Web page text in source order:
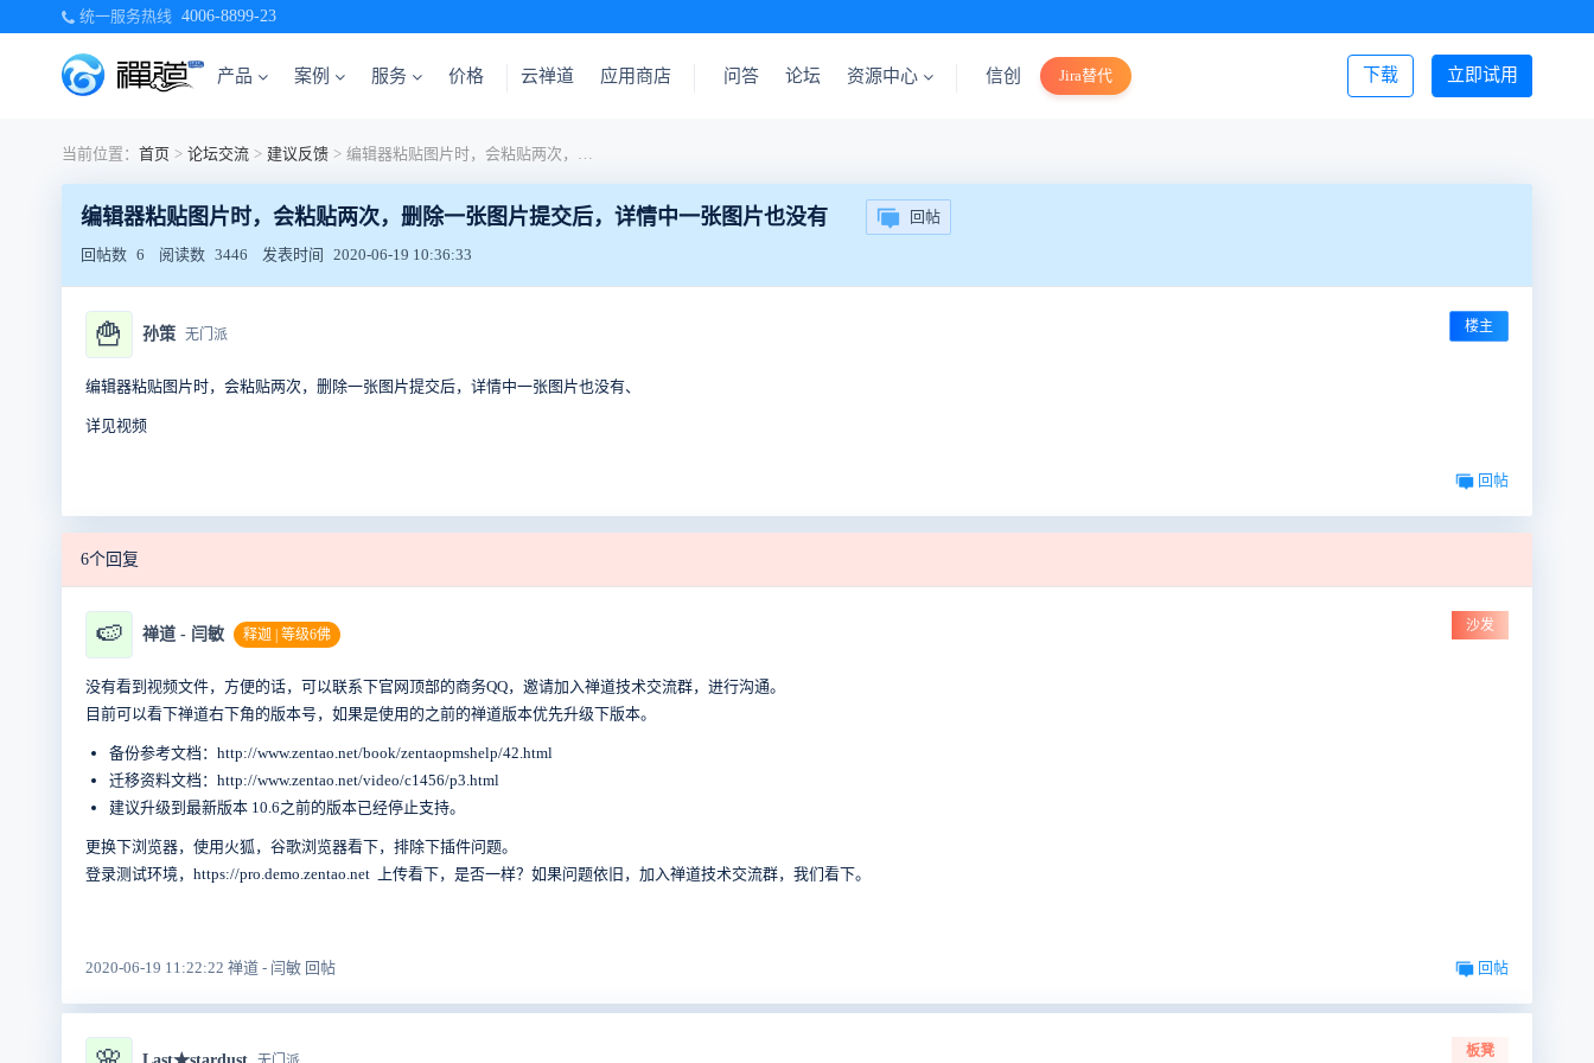
统一服务热线 4006-8899-23
产品 案例 服务 价格 立即试用
下载
云禅道 应用商店 问答 论坛 资源中心 信创 Jira替代 登录/注册
当前位置： 首页 > 论坛交流 > 建议反馈 > 编辑器粘贴图片时，会粘贴两次，删除一张图片提交后，详情中一张图片也没有
编辑器粘贴图片时，会粘贴两次，删除一张图片提交后，详情中一张图片也没有 回帖
回帖数 6 阅读数 3446 发表时间 2020-06-19 10:36:33
🍟 孙策 无门派 楼主
编辑器粘贴图片时，会粘贴两次，删除一张图片提交后，详情中一张图片也没有、
详见视频
回帖
6个回复
🍉 禅道 - 闫敏 释迦 | 等级6佛
沙发
没有看到视频文件，方便的话， 可以联系下官网顶部的商务QQ，邀请加入禅道技术交流群，进行沟通。
目前可以看下禅道右下角的版本号，如果是使用的之前的禅道版本优先升级下版本。
备份参考文档：http://www.zentao.net/book/zentaopmshelp/42.html
迁移资料文档：http://www.zentao.net/video/c1456/p3.html
建议升级到最新版本 10.6之前的版本已经停止支持。
更换下浏览器，使用火狐，谷歌浏览器看下，排除下插件问题。
登录测试环境，https://pro.demo.zentao.net 上传看下，是否一样？如果问题依旧， 加入禅道技术交流群，我们看下。
2020-06-19 11:22:22 禅道 - 闫敏 回帖 回帖
板凳